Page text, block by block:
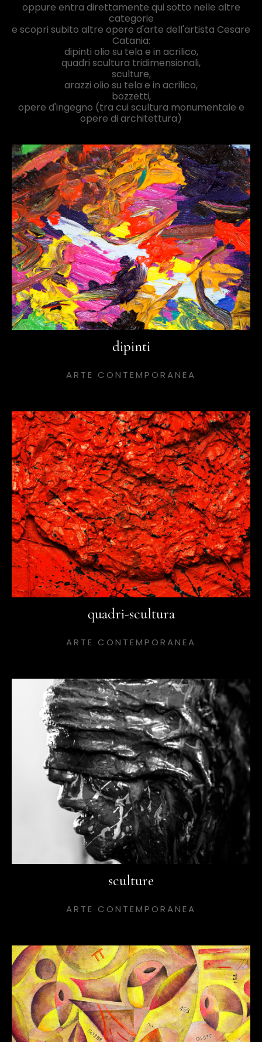
oppure entra direttamente qui sotto nelle altre
categorie
e scopri subito altre opere d'arte dell'artista Cesare
Catania:
dipinti olio su tela e in acrilico,
quadri scultura tridimensionali,
sculture,
arazzi olio su tela e in acrilico,
bozzetti,
opere d'ingegno (tra cui scultura monumentale e
opere di architettura)
dipinti
ARTE CONTEMPORANEA
quadri-scultura
ARTE CONTEMPORANEA
sculture
ARTE CONTEMPORANEA